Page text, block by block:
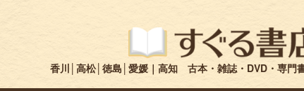
香川│高松│徳島│愛媛｜高知 古本・雑誌・DVD・専